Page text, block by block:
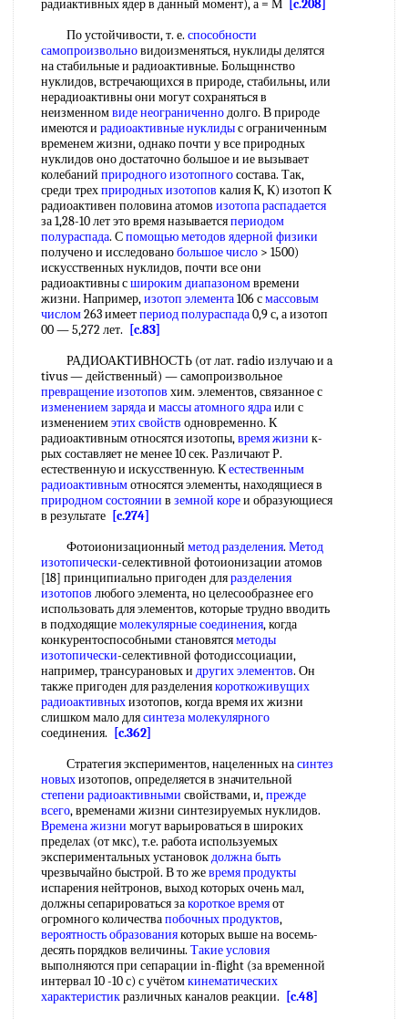
радиактивных ядер в данный момент), а = М
[c.208]
По устойчивости, т. е. способности
самопроизвольновидоизменяться, нуклиды делятся
на стабильные и радиоактивные. Больщннство
нуклидов, встречающихся в природе, стабильны, или
нерадиоактивны они могут сохраняться в
неизменномвиде неограниченнодолго. В природе
имеются и радиоактивные нуклидыс ограниченным
временем жизни, однако почти у все природных
нуклидов оно достаточно большое и ие вызывает
колебаний природного изотопногосостава. Так,
среди трехприродных изотопов калия К, К) изотоп К
радиоактивен половина атомов изотопа распадается
за 1,28-10 лет это время называетсяпериодом
полураспада. Спомощью методов ядерной физики
получено и исследованобольшое число > 1500)
искусственных нуклидов, почти все они
радиоактивны сшироким диапазономвремени
жизни. Например,изотоп элемента106 смассовым
числом263 имеетпериод полураспада0,9 с, а изотоп
00 — 5,272 лет.
[c.83]
РАДИОАКТИВНОСТЬ (от лат. radio излучаю и a
tivus — действенный) — самопроизвольное
превращение изотопов хим. элементов, связанное с
изменением зарядаи массы атомного ядраили с
изменениемэтих свойств одновременно. К
радиоактивным относятся изотопы,время жизни к-
рых составляет не менее 10 сек. Различают Р.
естественную и искусственную. Кестественным
радиоактивнымотносятся элементы, находящиеся в
природном состоянии в земной кореи образующиеся
в результате [c.274]
Фотоионизационный метод разделения. Метод
изотопически-селективной фотоионизации атомов
[18] принципиально пригоден дляразделения
изотопов любого элемента, но целесообразнее его
использовать для элементов, которые трудно вводить
в подходящиемолекулярные соединения, когда
конкурентоспособными становятсяметоды
изотопически-селективной фотодиссоциации,
например, трансурановых и других элементов. Он
также пригоден для разделениякороткоживущих
радиоактивныхизотопов, когда время их жизни
слишком мало длясинтеза молекулярного
соединения.
[c.362]
Стратегия экспериментов, нацеленных насинтез
новыхизотопов, определяется в значительной
степени радиоактивными свойствами, и,прежде
всего, временами жизни синтезируемых нуклидов.
Времена жизни могут варьироваться в широких
пределах (от мкс), т.е. работа используемых
экспериментальных установокдолжна быть
чрезвычайно быстрой. В то жевремя продукты
испарения нейтронов, выход которых очень мал,
должны сепарироваться закороткое времяот
огромного количествапобочных продуктов,
вероятность образованиякоторых выше на восемь-
десять порядков величины. Такие условия
выполняются при сепарации in-flight (за временной
интервал 10 -10 с) с учётомкинематических
характеристикразличных каналов реакции.
[c.48]